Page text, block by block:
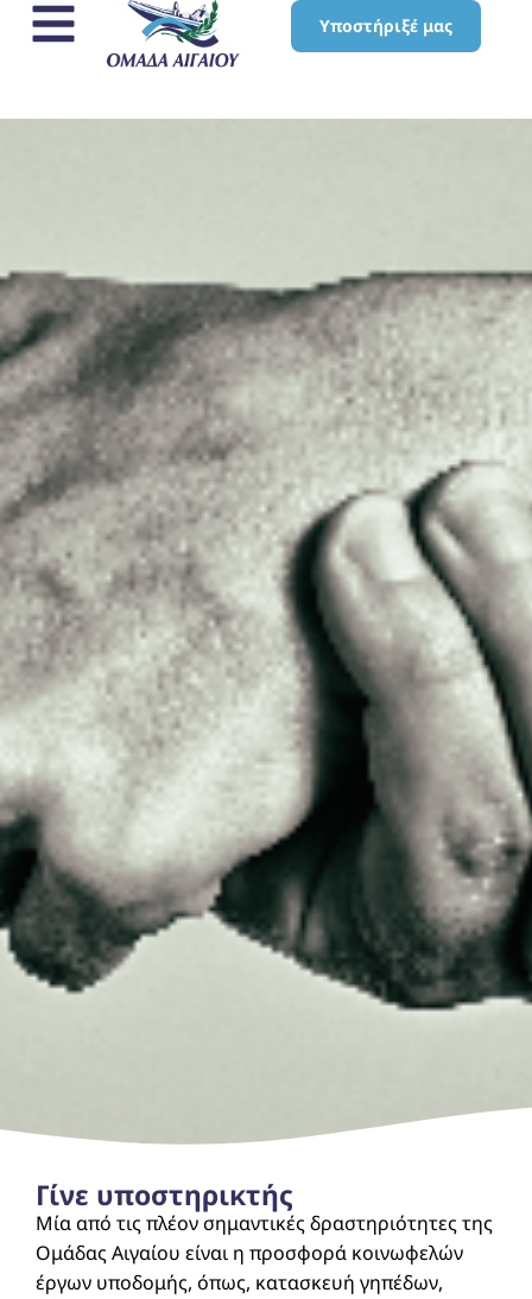
Υποστήριξέ μας
Γίνε υποστηρικτής
Μία από τις πλέον σημαντικές δραστηριότητες της
Ομάδας Αιγαίου είναι η προσφορά κοινωφελών
έργων υποδομής, όπως, κατασκευή γηπέδων,